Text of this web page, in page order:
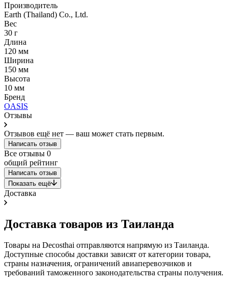
Производитель
Earth (Thailand) Co., Ltd.
Вес
30 г
Длина
120 мм
Ширина
150 мм
Высота
10 мм
Бренд
OASIS
Отзывы
Отзывов ещё нет — ваш может стать первым.
Написать отзыв
Все отзывы 0
общий рейтинг
Написать отзыв
Показать ещё
Доставка
Доставка товаров из Таиланда
Товары на Decosthai отправляются напрямую из Таиланда.
Доступные способы доставки зависят от категории товара,
страны назначения, ограничений авиаперевозчиков и
требований таможенного законодательства страны получения.